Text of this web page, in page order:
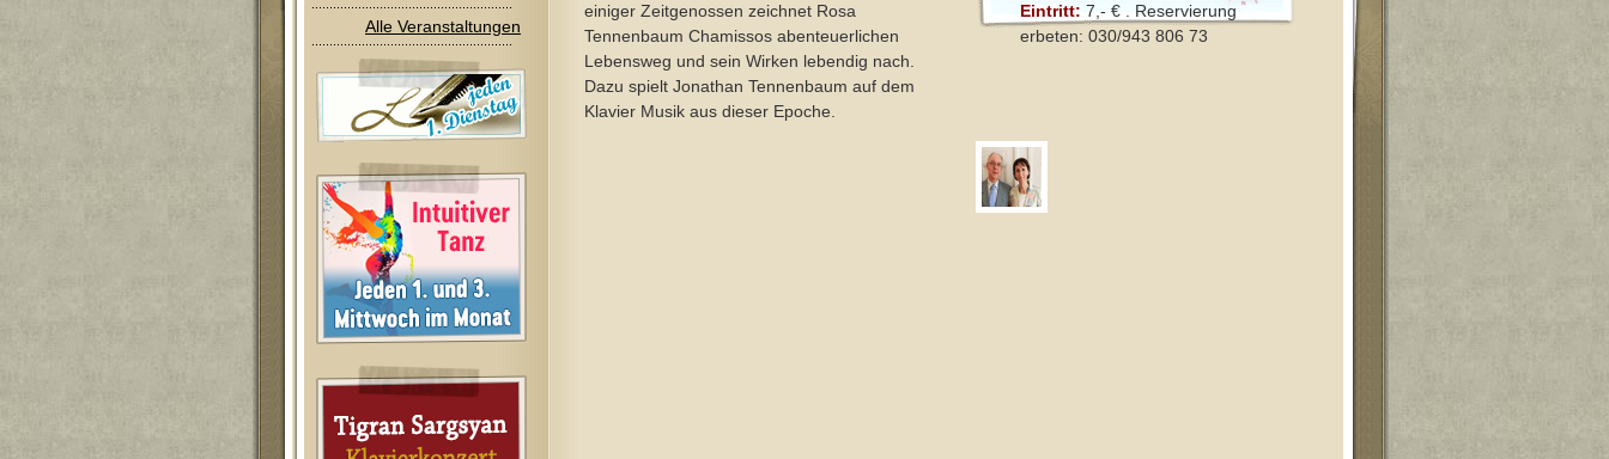
Alle Veranstaltungen
einiger Zeitgenossen zeichnet Rosa
Tennenbaum Chamissos abenteuerlichen
Lebensweg und sein Wirken lebendig nach.
Dazu spielt Jonathan Tennenbaum auf dem
Klavier Musik aus dieser Epoche.
Eintritt: 7,- € . Reservierung
erbeten: 030/943 806 73